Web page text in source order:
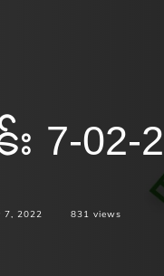
7-02-
7, 2022 831 views